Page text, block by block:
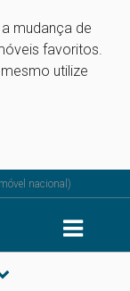
mudança de
favoritos.
utilize
nacional)